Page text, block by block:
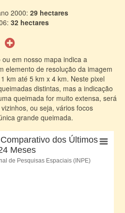
2000: 29 hectares
32 hectares
em nosso mapa indica a
elemento de resolução da imagem
km até 5 km x 4 km. Neste pixel
distintas, mas a indicação
queimada for muito extensa, será
ou seja, vários focos
grande queimada.